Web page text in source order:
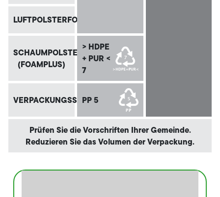
LUFTPOLSTERFOLIE
SCHAUMPOLSTERBEUTEL
(FOAMPLUS)
> HDPE
+ PUR <
7
VERPACKUNGSSTAHLBAND
PP 5
Prüfen Sie die Vorschriften Ihrer Gemeinde.
Reduzieren Sie das Volumen der Verpackung.